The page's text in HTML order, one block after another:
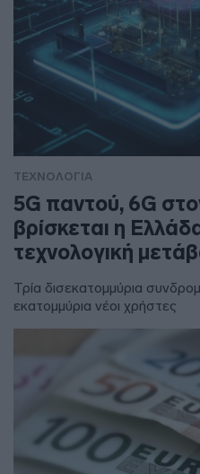
ΤΕΧΝΟΛΟΓΙΑ
5G παντού, 6G
βρίσκεται η
τεχνολογική
Τρία δισεκατομμύρια
εκατομμύρια νέοι χρήστες